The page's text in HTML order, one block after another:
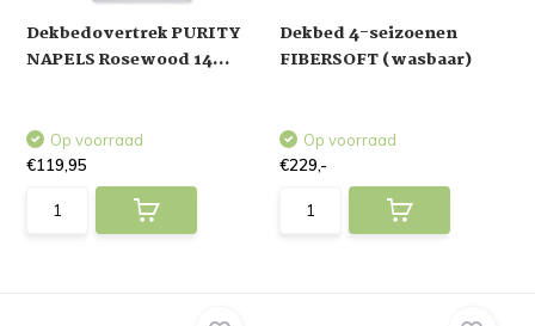
Dekbedovertrek PURITY
NAPELS Rosewood 14...
Op voorraad
€119,95
Dekbed 4-seizoenen
FIBERSOFT (wasbaar)
Op voorraad
€229,-